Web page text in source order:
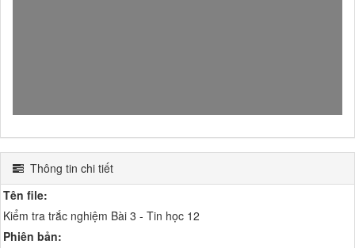
Thông tin chi tiết
Tên file:
Kiểm tra trắc nghiệm Bài 3 - Tin học 12
Phiên bản: